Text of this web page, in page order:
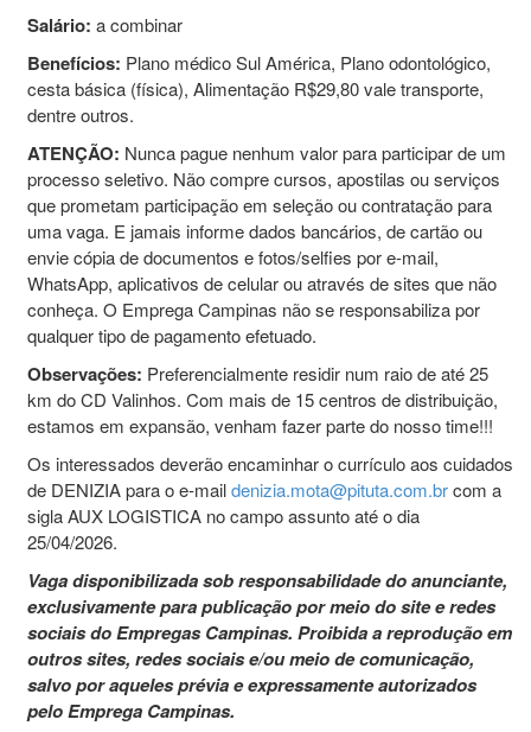
Salário: a combinar
Benefícios: Plano médico Sul América, Plano odontológico,
cesta básica (física), Alimentação R$29,80 vale transporte,
dentre outros.
ATENÇÃO: Nunca pague nenhum valor para participar de um
processo seletivo. Não compre cursos, apostilas ou serviços
que prometam participação em seleção ou contratação para
uma vaga. E jamais informe dados bancários, de cartão ou
envie cópia de documentos e fotos/selfies por e-mail,
WhatsApp, aplicativos de celular ou através de sites que não
conheça. O Emprega Campinas não se responsabiliza por
qualquer tipo de pagamento efetuado.
Observações: Preferencialmente residir num raio de até 25
km do CD Valinhos. Com mais de 15 centros de distribuição,
estamos em expansão, venham fazer parte do nosso time!!!
Os interessados deverão encaminhar o currículo aos cuidados
de DENIZIA para o e-maildenizia.mota@pituta.com.brcom a
sigla AUX LOGISTICA no campo assunto até o dia
25/04/2026.
Vaga disponibilizada sob responsabilidade do anunciante,
exclusivamente para publicação por meio do site e redes
sociais do Empregas Campinas. Proibida a reprodução em
outros sites, redes sociais e/ou meio de comunicação,
salvo por aqueles prévia e expressamente autorizados
pelo Emprega Campinas.